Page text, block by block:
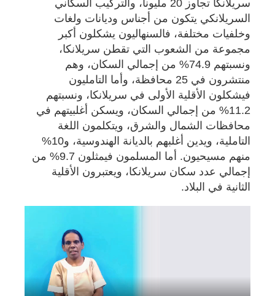
سريلانكا تجاوز 20 مليونا، والتركيب السكاني
السريلانكي يتكون من أجناس وديانات ولغات
وخلفيات مختلفة، فالسنهاليون يشكلون أكبر
مجموعة من الشعوب التي تقطن سريلانكا،
ونسبتهم 74.9% من إجمالي السكان، وهم
منتشرون في 25 محافظة، وأما التامليون
فيشكلون الأقلية الأولى في سريلانكا، ونسبتهم
11.2% من إجمالي السكان، ويسكن أغلبيتهم في
محافظات الشمال والشرق، ويتكلمون اللغة
التاملية، ويدين أغلبهم بالديانة الهندوسية، و10%
منهم مسيحيون. أما المسلمون فيمثلون 9.7% من
إجمالي عدد سكان سريلانكا، ويعتبرون الأقلية
الثانية في البلاد.